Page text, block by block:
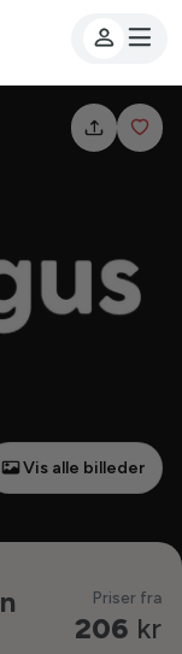
Vis alle billeder
Priser fra
206 kr